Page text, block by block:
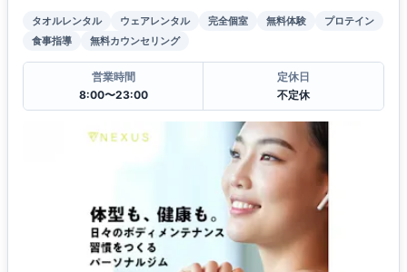
タオルレンタル ウェアレンタル 完全個室 無料体験
プロテイン
食事指導
無料カウンセリング
営業時間
8:00〜23:00
定休日
不定休